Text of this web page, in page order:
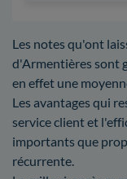
Les notes qu'ont
d'Armentières sont
en effet une
Les avantages qui
service client et
importants que
récurrente.